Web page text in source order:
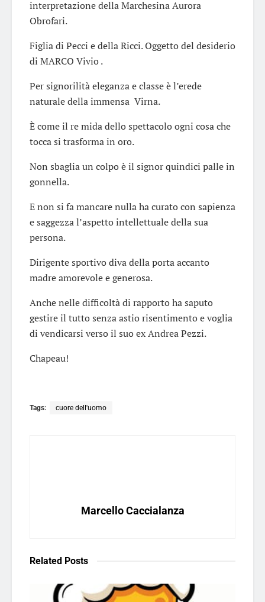
interpretazione della Marchesina Aurora
Obrofari.
Figlia di Pecci e della Ricci. Oggetto del desiderio
di MARCO Vivio .
Per signorilità eleganza e classe è l’erede
naturale della immensa Virna.
È come il re mida dello spettacolo ogni cosa che
tocca si trasforma in oro.
Non sbaglia un colpo è il signor quindici palle in
gonnella.
E non si fa mancare nulla ha curato con sapienza
e saggezza l’aspetto intellettuale della sua
persona.
Dirigente sportivo diva della porta accanto
madre amorevole e generosa.
Anche nelle difficoltà di rapporto ha saputo
gestire il tutto senza astio risentimento e voglia
di vendicarsi verso il suo ex Andrea Pezzi.
Chapeau!
Tags: cuore dell'uomo
Marcello Caccialanza
Related Posts